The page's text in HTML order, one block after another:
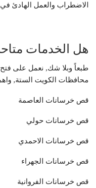
الاضطراب والعمل الهادئ
هل الخدمات
طبعاً وبلا شك, نعمل على
محافظات الكويت الستة,
قص خرسانات العاصمة
قص خرسانات حولي
قص خرسانات الاحمدي
قص خرسانات الجهراء
قص خرسانات الفروانية